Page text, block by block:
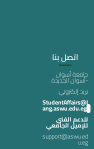
اتصل بنا
جامعة أسوان
-أسوان الجديدة
:بريد إلكتروني
StudentAffairs@l
ang.aswu.edu.eg
للدعم الفني
للإميل الجامعي
support@aswu.ed
u.eg